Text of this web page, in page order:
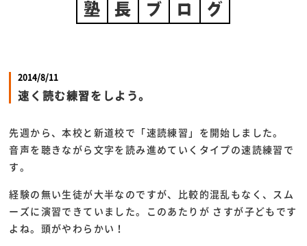
塾 長 ブ ロ グ
2014/8/11
速く読む練習をしよう。
先週から、本校と新道校で「速読練習」を開始しました。
音声を聴きながら文字を読み進めていくタイプの速読練習で
す。
経験の無い生徒が大半なのですが、比較的混乱もなく、スム
ーズに演習できていました。このあたりが さすが子どもです
よね。頭がやわらかい！